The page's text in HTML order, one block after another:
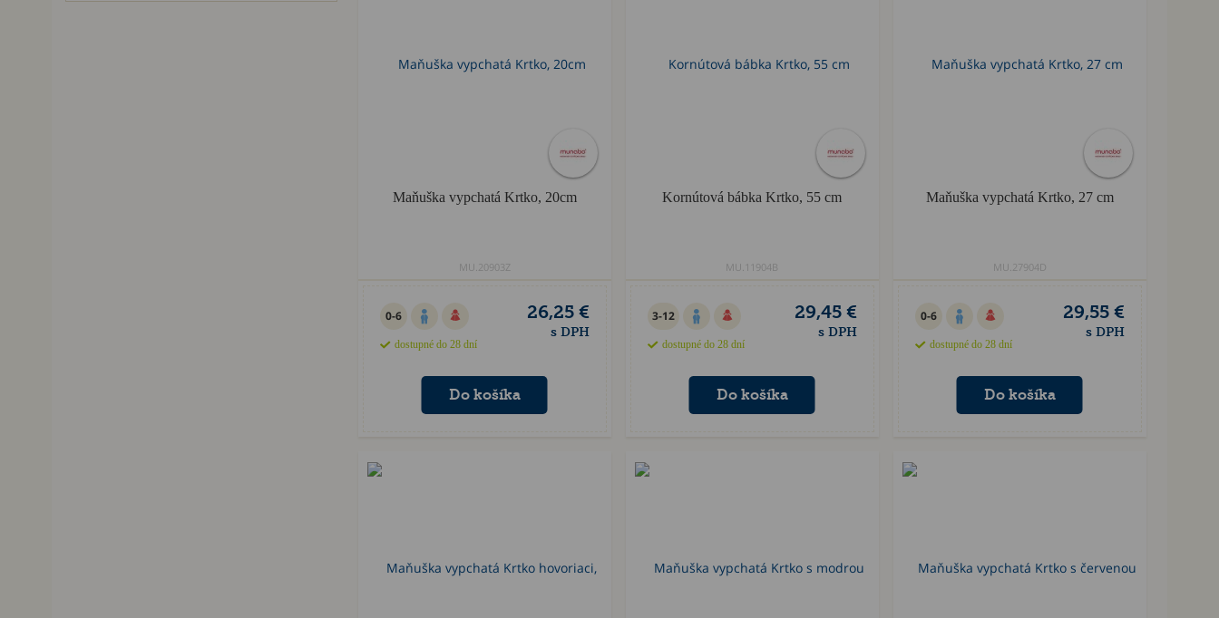
Maňuška vypchatá Krtko, 20cm
MU.20903Z
0-6
dostupné do 28 dní
26,25 €
s DPH
Kornútová bábka Krtko, 55 cm
MU.11904B
3-12
dostupné do 28 dní
29,45 €
s DPH
Maňuška vypchatá Krtko, 27 cm
MU.27904D
0-6
dostupné do 28 dní
29,55 €
s DPH